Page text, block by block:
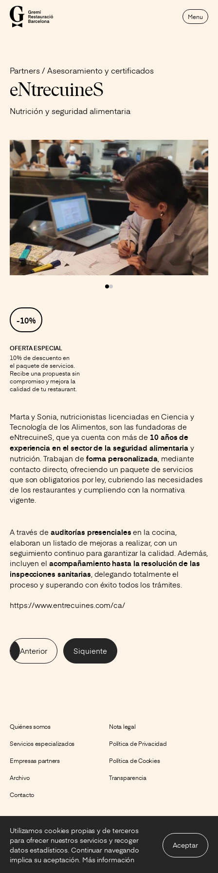
Utilizamos cookies propias y de terceros
para ofrecer nuestros servicios y recoger
datos estadísticos. Continuar navegando
implica su aceptación. Más información
Aceptar
Menu
Instagram Facebook LinkedIn
Partners Asesoramiento y certificados
eNtrecuineS
Nutrición y seguridad alimentaria
-10%
OFERTA ESPECIAL
10% de descuento en
el paquete de servicios.
Recibe una propuesta sin
compromiso y mejora la
calidad de tu restaurant.
Marta y Sonia, nutricionistas licenciadas en Ciencia y
Tecnología de los Alimentos, son las fundadoras de
eNtrecuineS, que ya cuenta con más de 10 años de
experiencia en el sector de la seguridad alimentariay
nutrición. Trabajan de forma personalizada, mediante
contacto directo, ofreciendo un paquete de servicios
que son obligatorios por ley, cubriendo las necesidades
de los restaurantes y cumpliendo con la normativa
vigente.
A través de auditorías presenciales en la cocina,
elaboran un listado de mejoras a realizar, con un
seguimiento continuo para garantizar la calidad. Además,
incluyen el acompañamiento hasta la resolución de las
inspecciones sanitarias, delegando totalmente el
proceso y superando con éxito todos los trámites.
https://www.entrecuines.com/ca/
Anterior Siquiente
Quiénes somos
Servicios especializados
Empresas partners
Archivo
Contacto
Nota legal
Política de Privacidad
Política de Cookies
Transparencia
Instagram Facebook LinkedIn X